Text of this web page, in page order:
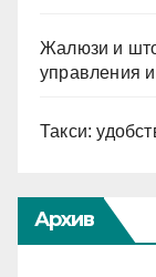
Жалюзи и
управления
Такси:
Архив